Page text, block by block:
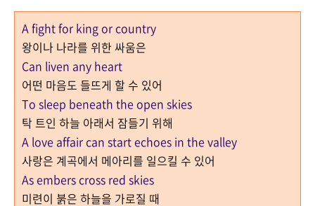
A fight for king or country
왕이나 나라를 위한 싸움은
Can liven any heart
어떤 마음도 들뜨게 할 수 있어
To sleep beneath the open skies
탁 트인 하늘 아래서 잠들기 위해
A love affair can start echoes in the valley
사랑은 계곡에서 메아리를 일으킬 수 있어
As embers cross red skies
미련이 붉은 하늘을 가로질 때